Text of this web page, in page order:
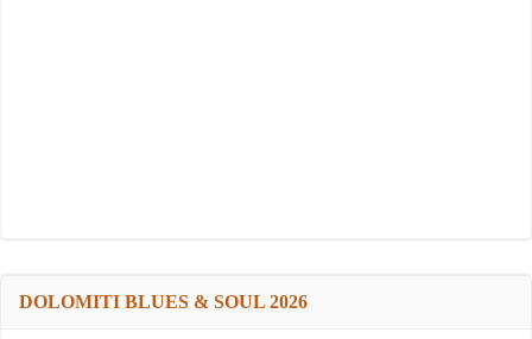
DOLOMITI BLUES & SOUL 2026